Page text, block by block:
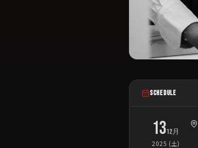
SCHEDULE
1312月
2025 (土)